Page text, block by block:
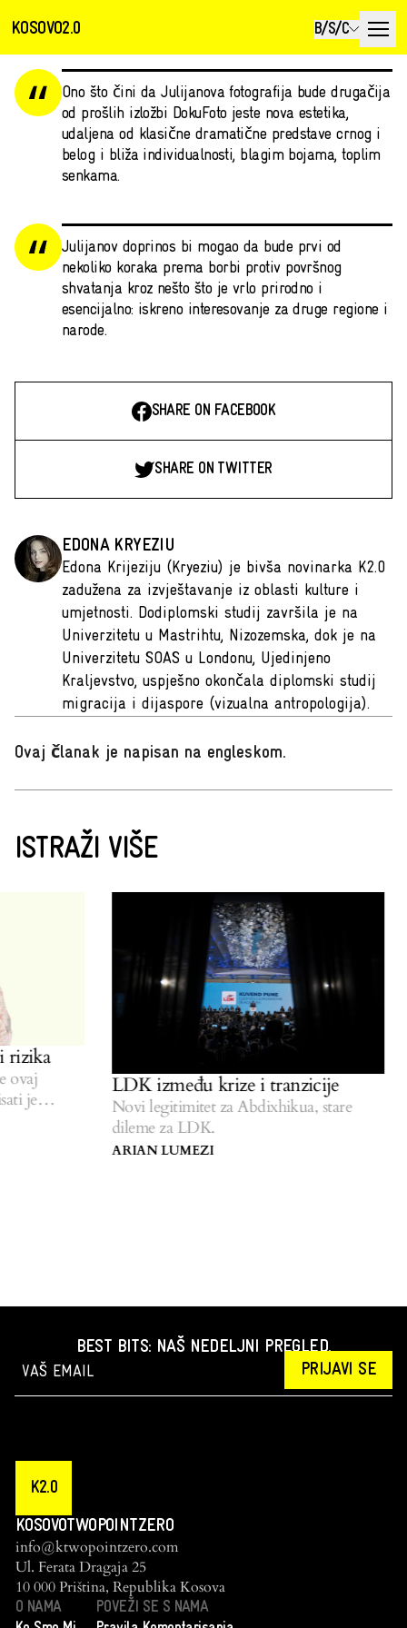
KOSOVO2.0 B/S/C
Ono što čini da Julijanova fotografija bude drugačija
od prošlih izložbi DokuFoto jeste nova estetika,
udaljena od klasične dramatične predstave crnog i
belog i bliža individualnosti, blagim bojama, toplim
senkama.
Julijanov doprinos bi mogao da bude prvi od
nekoliko koraka prema borbi protiv površnog
shvatanja kroz nešto što je vrlo prirodno i
esencijalno: iskreno interesovanje za druge regione i
narode.
SHARE ON FACEBOOK
SHARE ON TWITTER
EDONA KRYEZIU
Edona Krijeziju (Kryeziu) je bivša novinarka K2.0
zadužena za izvještavanje iz oblasti kulture i
umjetnosti. Dodiplomski studij završila je na
Univerzitetu u Mastrihtu, Nizozemska, dok je na
Univerzitetu SOAS u Londonu, Ujedinjeno
Kraljevstvo, uspješno okončala diplomski studij
migracija i dijaspore (vizualna antropologija).
Ovaj članak je napisan na engleskom.
ISTRAŽI VIŠE
je
LDK između krize i tranzicije
Novi legitimitet za Abdixhikua, stare
dileme za LDK.
ARIAN LUMEZI
BEST BITS: NAŠ NEDELJNI PREGLED.
PRIJAVI SE
K2.0
KOSOVOTWOPOINTZERO
info@ktwopointzero.com
Ul. Ferata Dragaja 25
10 000 Priština, Republika Kosova
O NAMA
POVEŽI SE S NAMA